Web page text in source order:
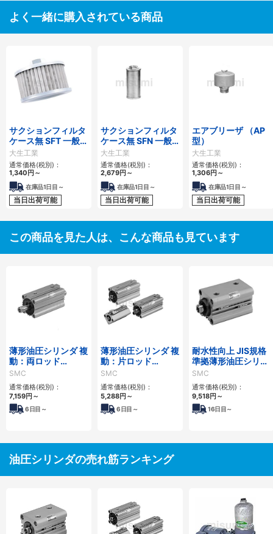
よく一緒に購入されている商品
サクションフィルタ
ケース無 SFT 一般作
動油用
大生工業
通常価格(税別)：
1,340円～
在庫品1日目～
当日出荷可能
サクションフィルタ
ケース無 SFN 一般
作動油用
大生工業
通常価格(税別)：
2,679円～
在庫品1日目～
当日出荷可能
エアブリーザ （AP
型）
大生工業
通常価格(税別)：
1,306円～
在庫品1日目～
当日出荷可能
この商品を見た人は、こんな商品も見ています
薄形油圧シリンダ 複
動：両ロッド
CH□QWBシリーズ
SMC
通常価格(税別)：
7,159円～
6日目～
薄形油圧シリンダ 複
動：片ロッド
CH□QBシリーズ
SMC
通常価格(税別)：
5,288円～
6日目～
耐水性向上 JIS規格
準拠薄形油圧シリン
ダ CH□KDシリーズ
SMC
通常価格(税別)：
9,518円～
16日目～
油圧シリンダの売れ筋ランキング